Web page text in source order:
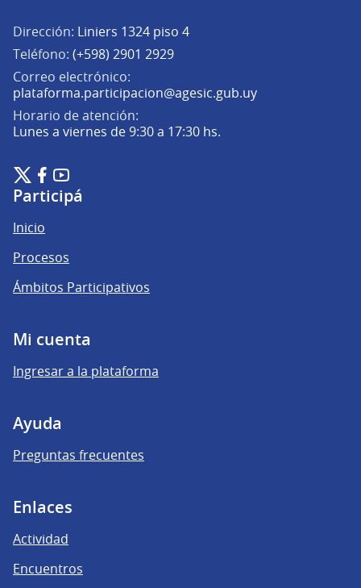
Dirección: Liniers 1324 piso 4
Teléfono: (+598) 2901 2929
Correo electrónico:
plataforma.participacion@agesic.gub.uy(Abrir en una
Horario de atención:
Lunes a viernes de 9:30 a 17:30 hs.
Plataforma de Participación Ciudadana Digital en X
(Enlace externo)
Plataforma de Participación Ciudadana Digital en Facebook
(Enlace externo)
Plataforma de Participación Ciudadana Digital en
(Enlace externo)
Participá
Inicio
Procesos
Ámbitos Participativos
Mi cuenta
Ingresar a la plataforma
Ayuda
Preguntas frecuentes
Enlaces
Actividad
Encuentros